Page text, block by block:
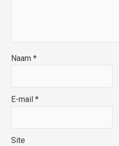
Naam*
E-mail*
Site